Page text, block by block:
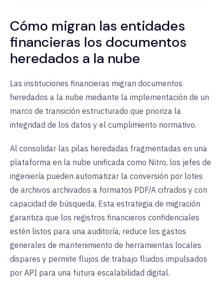
Cómo migran las entidades
financieras los documentos
heredados a la nube
Las instituciones financieras migran documentos
heredados a la nube mediante la implementación de un
marco de transición estructurado que prioriza la
integridad de los datos y el cumplimiento normativo.
Al consolidar las pilas heredadas fragmentadas en una
plataforma en la nube unificada como Nitro, los jefes de
ingeniería pueden automatizar la conversión por lotes
de archivos archivados a formatos PDF/A cifrados y con
capacidad de búsqueda. Esta estrategia de migración
garantiza que los registros financieros confidenciales
estén listos para una auditoría, reduce los gastos
generales de mantenimiento de herramientas locales
dispares y permite flujos de trabajo fluidos impulsados
por API para una futura escalabilidad digital.